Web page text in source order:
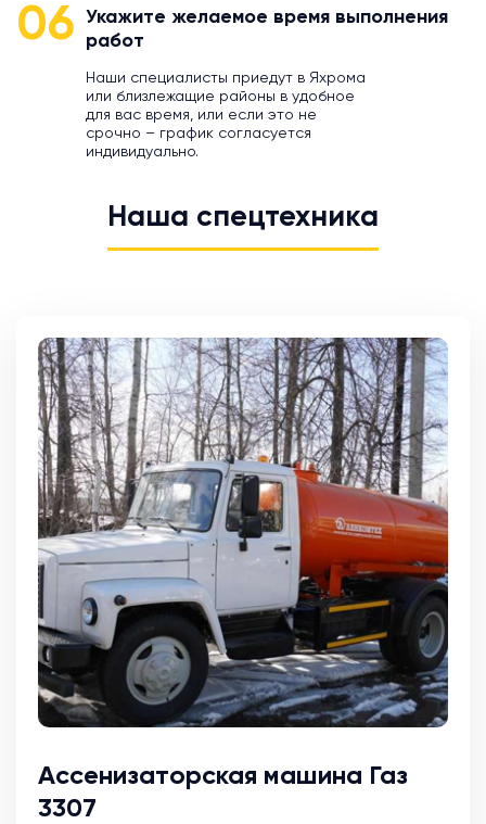
06
Укажите желаемое время выполнения
работ
Наши специалисты приедут в Яхрома
или близлежащие районы в удобное
для вас время, или если это не
срочно – график согласуется
индивидуально.
Наша спецтехника
Ассенизаторская машина Газ
3307